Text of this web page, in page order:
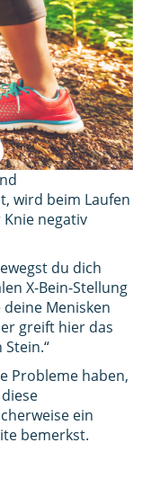
wird beim Laufen
negativ
du dich
X-Bein-Stellung
Menisken
greift hier das
Probleme haben,
ein
bemerkst.